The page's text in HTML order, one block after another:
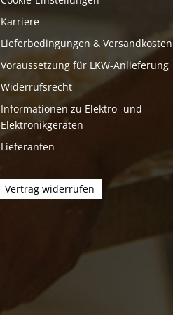
Karriere
Lieferbedingungen & Versandkosten
Voraussetzung für LKW-Anlieferung
Widerrufsrecht
Informationen zu Elektro- und
Elektronikgeräten
Lieferanten
Vertrag widerrufen